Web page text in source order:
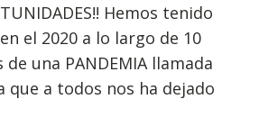
Hemos tenido
el 2020 a lo largo de 10
una PANDEMIA llamada
que a todos nos ha dejado